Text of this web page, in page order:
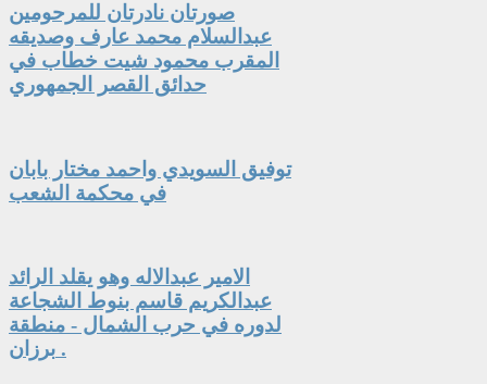
صورتان نادرتان للمرحومين
عبدالسلام محمد عارف وصديقه
المقرب محمود شيت خطاب في
حدائق القصر الجمهوري
توفيق السويدي واحمد مختار بابان
في محكمة الشعب
الامير عبدالاله وهو يقلد الرائد
عبدالكريم قاسم بنوط الشجاعة
لدوره في حرب الشمال - منطقة
برزان .